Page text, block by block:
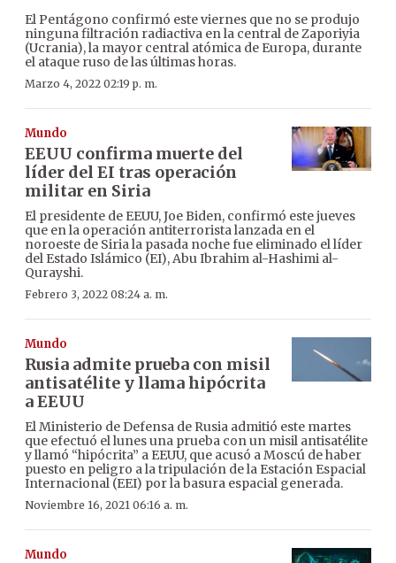
El Pentágono confirmó este viernes que no se produjo
ninguna filtración radiactiva en la central de Zaporiyia
(Ucrania), la mayor central atómica de Europa, durante
el ataque ruso de las últimas horas.
Marzo 4, 2022 02:19 p. m.
Mundo
EEUU confirma muerte del
líder del EI tras operación
militar en Siria
El presidente de EEUU, Joe Biden, confirmó este jueves
que en la operación antiterrorista lanzada en el
noroeste de Siria la pasada noche fue eliminado el líder
del Estado Islámico (EI), Abu Ibrahim al-Hashimi al-
Qurayshi.
Febrero 3, 2022 08:24 a. m.
Mundo
Rusia admite prueba con misil
antisatélite y llama hipócrita
a EEUU
El Ministerio de Defensa de Rusia admitió este martes
que efectuó el lunes una prueba con un misil antisatélite
y llamó “hipócrita” a EEUU, que acusó a Moscú de haber
puesto en peligro a la tripulación de la Estación Espacial
Internacional (EEI) por la basura espacial generada.
Noviembre 16, 2021 06:16 a. m.
Mundo